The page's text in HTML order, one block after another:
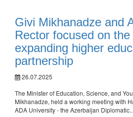
Givi Mikhanadze and
Rector focused on
expanding higher
partnership
26.07.2025
The Minister of Education, Science, and
Mikhanadze, held a working meeting with
ADA University - the Azerbaijan Diplomatic...